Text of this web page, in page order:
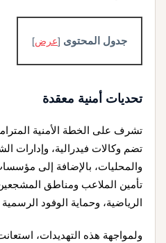
جدول المحتوى [عرض]
تحديات أمنية معقدة
تشرف على الخطة الأمنية
تضم وكالات فيدرالية، وإدارات
والمحليات، بالإضافة إلى
تأمين الملاعب ومناطق
الرياضية، وحماية الوفود
ولمواجهة هذه التهديدات،